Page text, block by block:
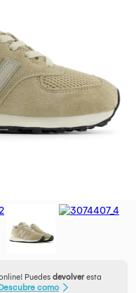
Puedes devolveresta
como